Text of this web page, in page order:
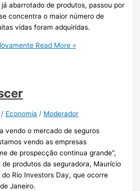
abarrotado de produtos, passou por
concentra o maior número de
vidas foram adquiridas.
Read More »
/ Economia / Moderador
vendo o mercado de seguros
vendo as empresas
de prospecção continua grande”,
produtos da seguradora, Maurício
Rio Investors Day, que ocorre
Janeiro.